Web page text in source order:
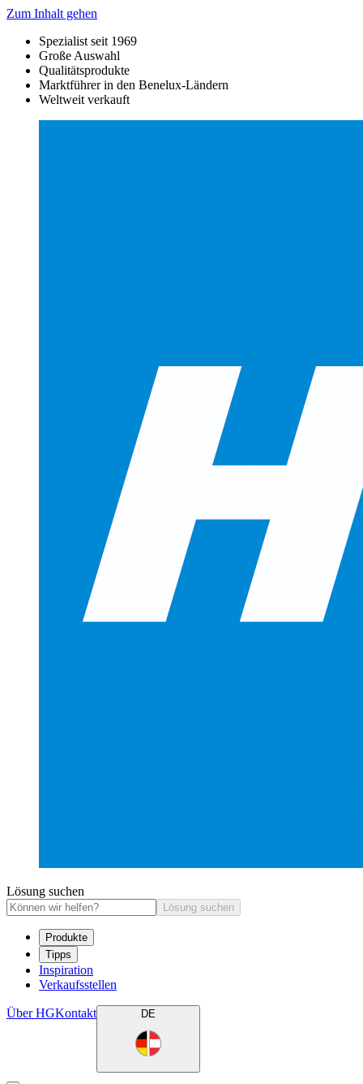
Zum Inhalt gehen
Spezialist seit 1969
Große Auswahl
Qualitätsprodukte
Marktführer in den Benelux-Ländern
Weltweit verkauft
Lösung suchen
Lösung suchen
Produkte
Tipps
Inspiration
Verkaufsstellen
Über HGKontakt DE